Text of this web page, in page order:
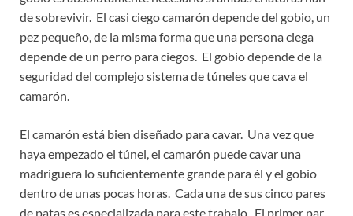
de sobrevivir. El casi ciego camarón depende del gobio, un
pez pequeño, de la misma forma que una persona ciega
depende de un perro para ciegos. El gobio depende de la
seguridad del complejo sistema de túneles que cava el
camarón.
El camarón está bien diseñado para cavar. Una vez que
haya empezado el túnel, el camarón puede cavar una
madriguera lo suficientemente grande para él y el gobio
dentro de unas pocas horas. Cada una de sus cinco pares
de patas es especializada para este trabajo. El primer par